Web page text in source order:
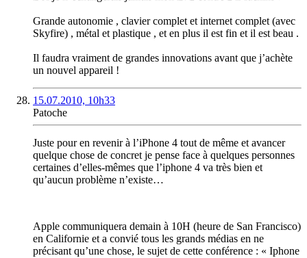
Grande autonomie , clavier complet et internet complet (avec
Skyfire) , métal et plastique , et en plus il est fin et il est beau .
Il faudra vraiment de grandes innovations avant que j’achète
un nouvel appareil !
15.07.2010, 10h33
Patoche
Juste pour en revenir à l’iPhone 4 tout de même et avancer
quelque chose de concret je pense face à quelques personnes
certaines d’elles-mêmes que l’iphone 4 va très bien et
qu’aucun problème n’existe…
Apple communiquera demain à 10H (heure de San Francisco)
en Californie et a convié tous les grands médias en ne
précisant qu’une chose, le sujet de cette conférence : « Iphone